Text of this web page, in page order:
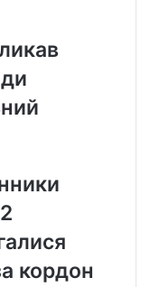
кордон